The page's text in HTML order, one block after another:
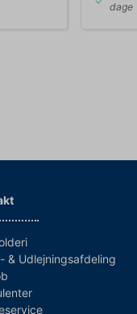
dage
& Udlejningsafdeling